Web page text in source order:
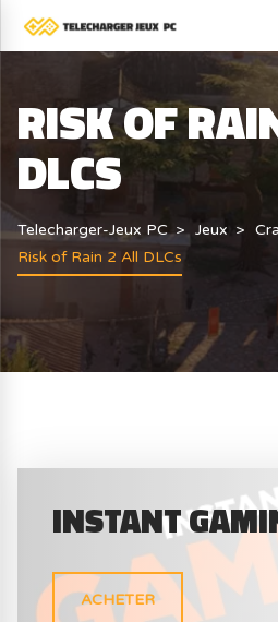
RISK OF
DLCS
Telecharger-Jeux PC Jeux
Risk of Rain 2 All DLCs
INSTANT
ACHETER